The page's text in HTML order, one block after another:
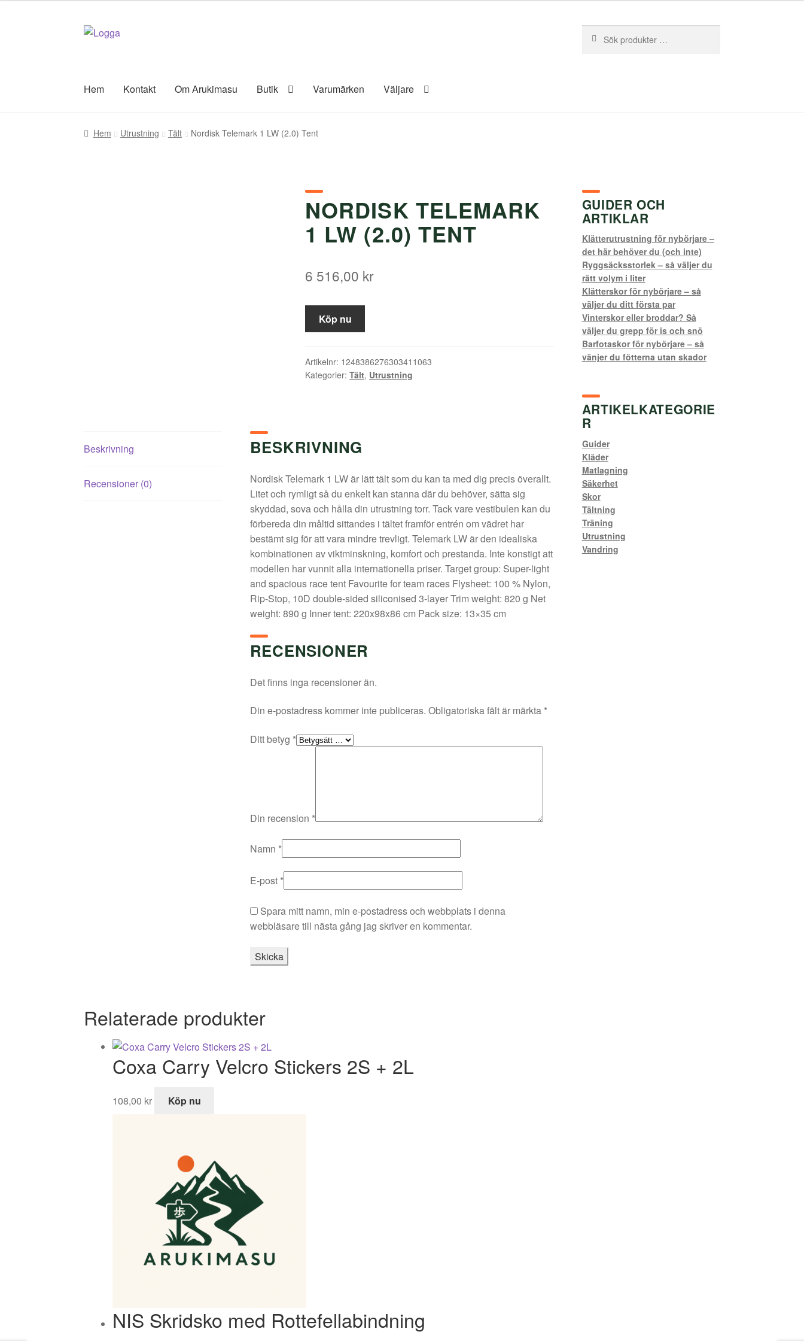
Hoppa
Hoppa
efter:
Hem Kontakt Om Arukimasu Butik Varumärken Väljare
Hem Utrustning Tält Nordisk Telemark 1 LW (2.0) Tent
NORDISK TELEMARK
1 LW (2.0) TENT
6 516,00 kr
Köp nu
Artikelnr: 1248386276303411063
Kategorier:Tält, Utrustning
Beskrivning
Recensioner (0)
BESKRIVNING
Nordisk Telemark 1 LW är lätt tält som du kan ta med dig precis överallt.
Litet och rymligt så du enkelt kan stanna där du behöver, sätta sig
skyddad, sova och hålla din utrustning torr. Tack vare vestibulen kan du
förbereda din måltid sittandes i tältet framför entrén om vädret har
bestämt sig för att vara mindre trevligt. Telemark LW är den idealiska
kombinationen av viktminskning, komfort och prestanda. Inte konstigt att
modellen har vunnit alla internationella priser. Target group: Super-light
and spacious race tent Favourite for team races Flysheet: 100 % Nylon,
Rip-Stop, 10D double-sided siliconised 3-layer Trim weight: 820 g Net
weight: 890 g Inner tent: 220x98x86 cm Pack size: 13×35 cm
RECENSIONER
Det finns inga recensioner än.
Din e-postadress kommer inte publiceras. Obligatoriska fält är märkta *
Ditt betyg *
Din recension *
Namn *
E-post *
Spara mitt namn, min e-postadress och webbplats i denna
webbläsare till nästa gång jag skriver en kommentar.
Relaterade produkter
Coxa Carry Velcro Stickers 2S + 2L
108,00 kr Köp nu
NIS Skridsko med Rottefellabindning
GUIDER OCH
ARTIKLAR
Klätterutrustning för nybörjare –
det här behöver du (och inte)
Ryggsäcksstorlek – så väljer du
rätt volym i liter
Klätterskor för nybörjare – så
väljer du ditt första par
Vinterskor eller broddar? Så
väljer du grepp för is och snö
Barfotaskor för nybörjare – så
vänjer du fötterna utan skador
ARTIKELKATEGORIE
R
Guider
Kläder
Matlagning
Säkerhet
Skor
Tältning
Träning
Utrustning
Vandring